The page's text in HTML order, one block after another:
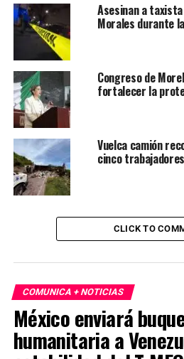
Asesinan a
Morales durante
Congreso de
fortalecer la
Vuelca camión
cinco
CLICK TO
COMUNICA + NOTICIAS
México enviará
humanitaria a